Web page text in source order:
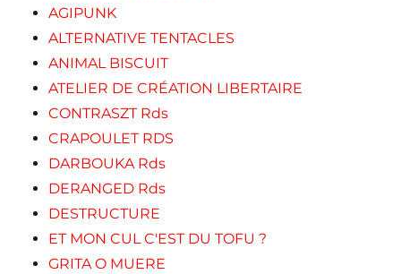
AGIPUNK
ALTERNATIVE TENTACLES
ANIMAL BISCUIT
ATELIER DE CRÉATION LIBERTAIRE
CONTRASZT Rds
CRAPOULET RDS
DARBOUKA Rds
DERANGED Rds
DESTRUCTURE
ET MON CUL C'EST DU TOFU ?
GRITA O MUERE